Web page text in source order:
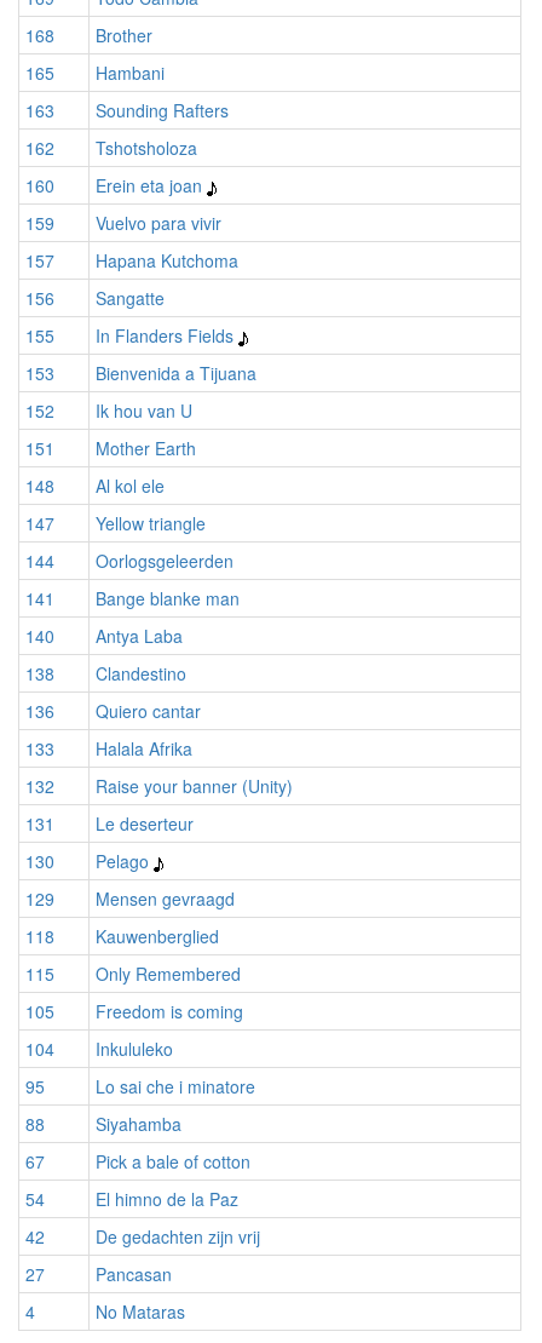
168
Brother
165
Hambani
163
Sounding Rafters
162
Tshotsholoza
160
Erein eta joan
159
Vuelvo para vivir
157
Hapana Kutchoma
156
Sangatte
155
In Flanders Fields
153
Bienvenida a Tijuana
152
Ik hou van U
151
Mother Earth
148
Al kol ele
147
Yellow triangle
144
Oorlogsgeleerden
141
Bange blanke man
140
Antya Laba
138
Clandestino
136
Quiero cantar
133
Halala Afrika
132
Raise your banner (Unity)
131
Le deserteur
130
Pelago
129
Mensen gevraagd
118
Kauwenberglied
115
Only Remembered
105
Freedom is coming
104
Inkululeko
95
Lo sai che i minatore
88
Siyahamba
67
Pick a bale of cotton
54
El himno de la Paz
42
De gedachten zijn vrij
27
Pancasan
4
No Mataras